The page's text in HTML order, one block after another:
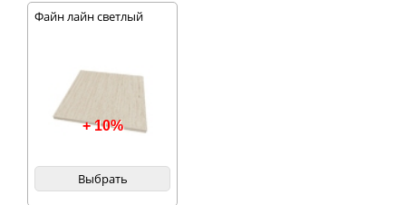
Файн лайн светлый
+ 10%
Выбрать